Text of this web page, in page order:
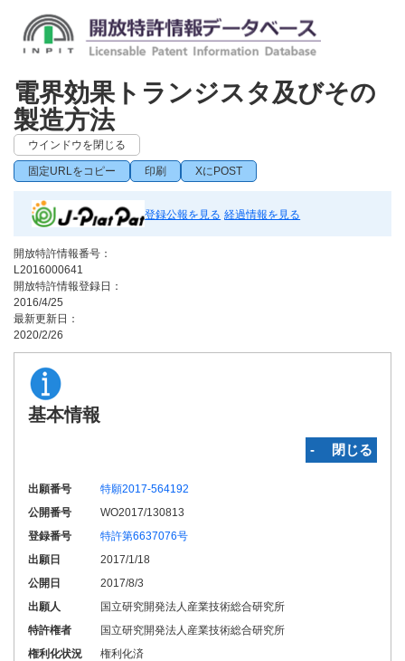
電界効果トランジスタ及びその
製造方法
ウインドウを閉じる
固定URLをコピー 印刷 XにPOST
登録公報を見る 経過情報を見る
開放特許情報番号：
L2016000641
開放特許情報登録日：
2016/4/25
最新更新日：
2020/2/26
基本情報
‐ 閉じる
出願番号
特願2017-564192
公開番号
WO2017/130813
登録番号
特許第6637076号
出願日
2017/1/18
公開日
2017/8/3
出願人
国立研究開発法人産業技術総合研究所
特許権者
国立研究開発法人産業技術総合研究所
権利化状況
権利化済